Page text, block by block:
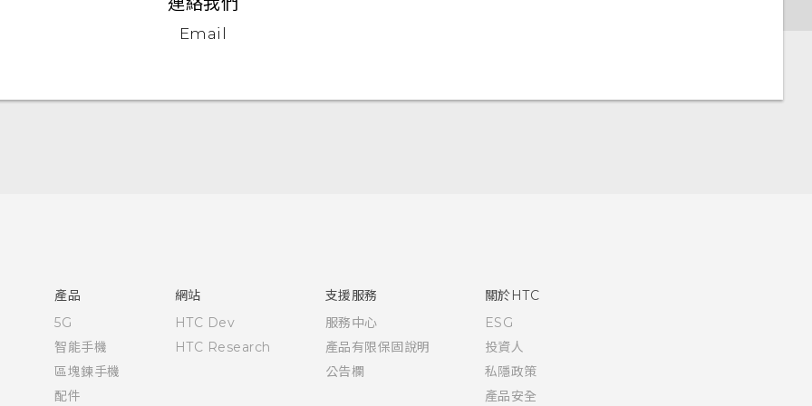
Email
產品
5G
智能手機
區塊鍊手機
配件
網站
HTC Dev
HTC Research
支援服務
服務中心
產品有限保固說明
公告欄
關於HTC
ESG
投資人
私隱政策
產品安全